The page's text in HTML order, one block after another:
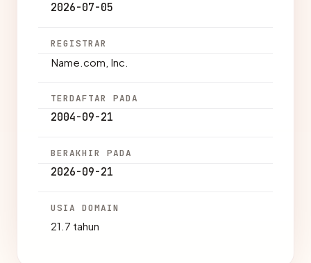
2026-07-05
REGISTRAR
Name.com, Inc.
TERDAFTAR PADA
2004-09-21
BERAKHIR PADA
2026-09-21
USIA DOMAIN
21.7 tahun